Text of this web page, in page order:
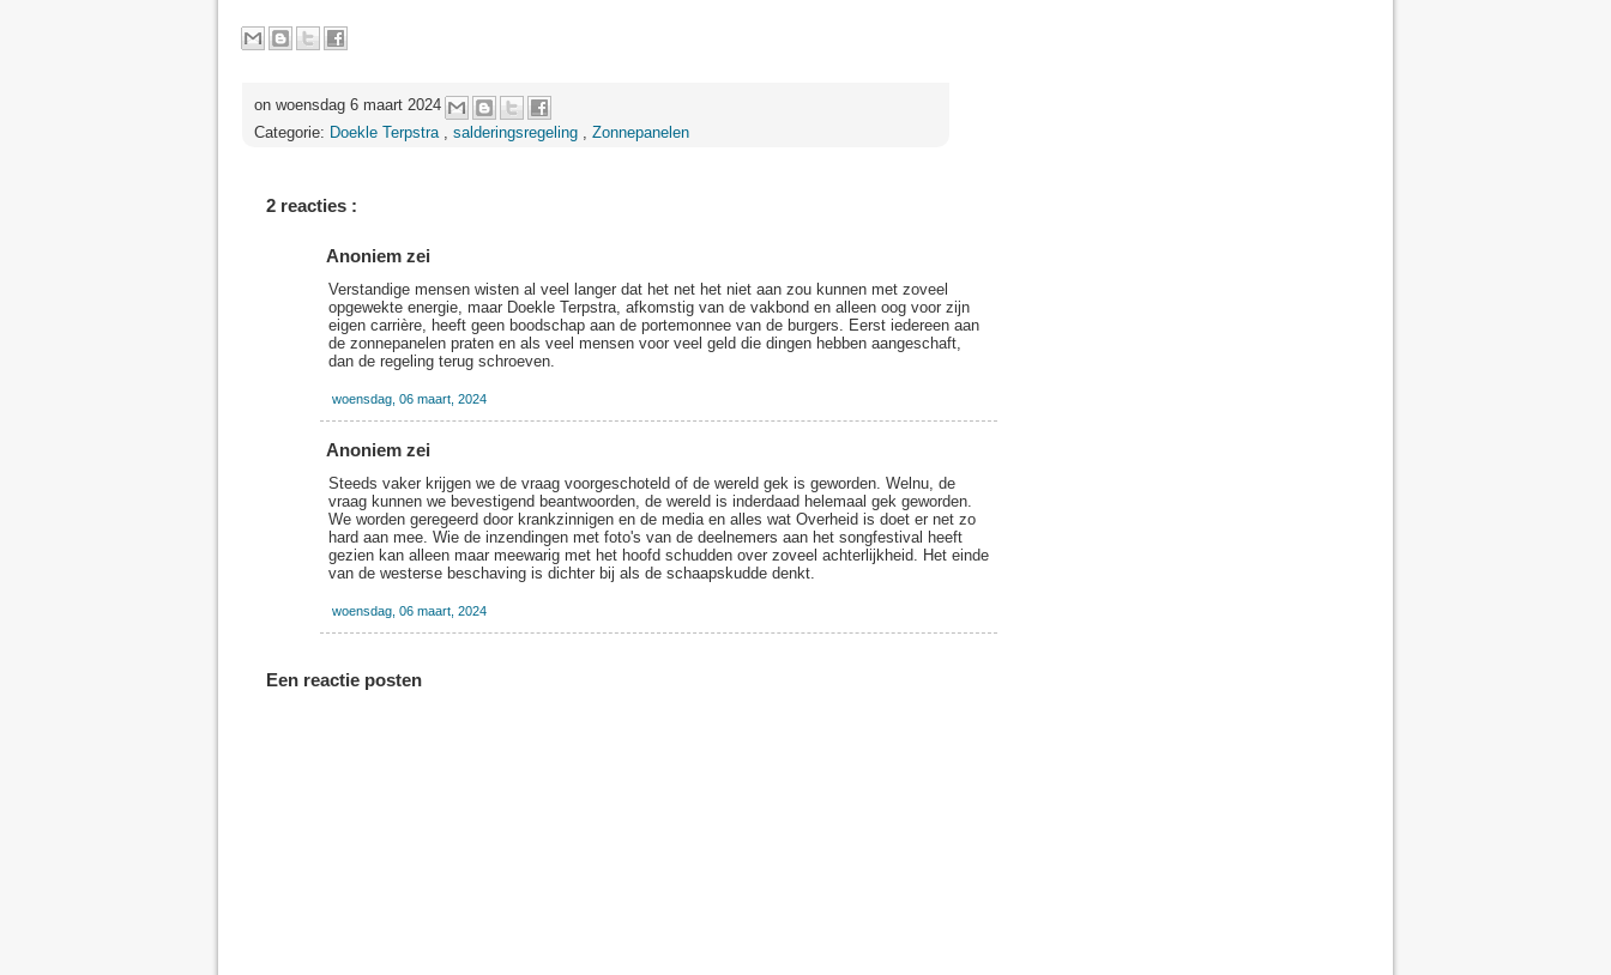
on woensdag 6 maart 2024
Categorie: Doekle Terpstra , salderingsregeling , Zonnepanelen
2 reacties :
Anoniem zei
Verstandige mensen wisten al veel langer dat het net het niet aan zou kunnen met zoveel
opgewekte energie, maar Doekle Terpstra, afkomstig van de vakbond en alleen oog voor zijn
eigen carrière, heeft geen boodschap aan de portemonnee van de burgers. Eerst iedereen aan
de zonnepanelen praten en als veel mensen voor veel geld die dingen hebben aangeschaft,
dan de regeling terug schroeven.
woensdag, 06 maart, 2024
Anoniem zei
Steeds vaker krijgen we de vraag voorgeschoteld of de wereld gek is geworden. Welnu, de
vraag kunnen we bevestigend beantwoorden, de wereld is inderdaad helemaal gek geworden.
We worden geregeerd door krankzinnigen en de media en alles wat Overheid is doet er net zo
hard aan mee. Wie de inzendingen met foto's van de deelnemers aan het songfestival heeft
gezien kan alleen maar meewarig met het hoofd schudden over zoveel achterlijkheid. Het einde
van de westerse beschaving is dichter bij als de schaapskudde denkt.
woensdag, 06 maart, 2024
Een reactie posten